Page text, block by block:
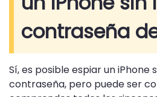
contraseña
Sí, es posible espiar un iPhone
contraseña, pero puede ser